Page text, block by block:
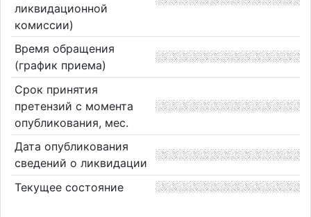
ликвидационной
комиссии)
Время обращения
(график приема)
Срок принятия
претензий с момента
опубликования, мес.
Дата опубликования
сведений о ликвидации
Текущее состояние